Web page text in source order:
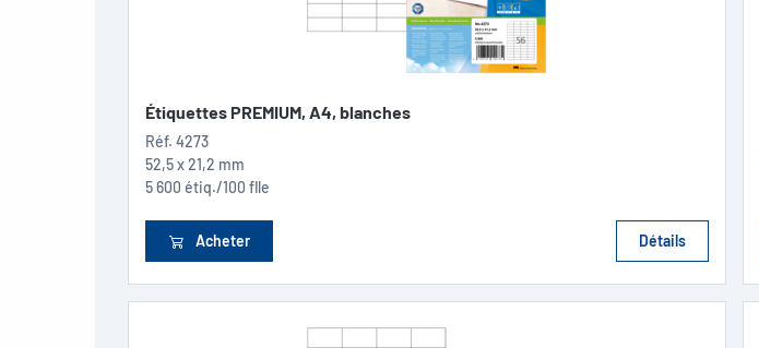
Étiquettes PREMIUM, A4, blanches
Réf. 4273
52,5 x 21,2 mm
5 600 étiq./100 flle
Acheter Détails